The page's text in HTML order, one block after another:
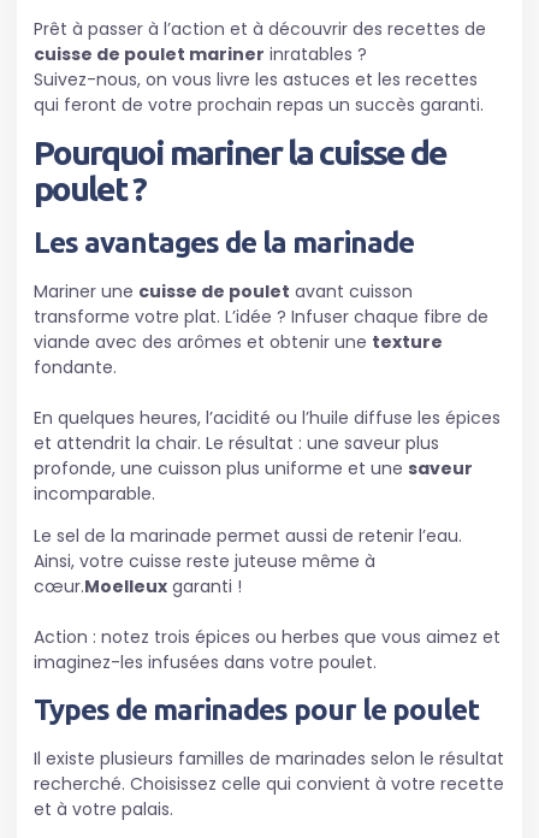
Prêt à passer à l’action et à découvrir des recettes de
cuisse de poulet mariner inratables ?
Suivez-nous, on vous livre les astuces et les recettes
qui feront de votre prochain repas un succès garanti.
Pourquoi mariner la cuisse de
poulet ?
Les avantages de la marinade
Mariner une cuisse de poulet avant cuisson
transforme votre plat. L’idée ? Infuser chaque fibre de
viande avec des arômes et obtenir une texture
fondante.
En quelques heures, l’acidité ou l’huile diffuse les épices
et attendrit la chair. Le résultat : une saveur plus
profonde, une cuisson plus uniforme et une saveur
incomparable.
Le sel de la marinade permet aussi de retenir l’eau.
Ainsi, votre cuisse reste juteuse même à
cœur.Moelleux garanti !
Action : notez trois épices ou herbes que vous aimez et
imaginez-les infusées dans votre poulet.
Types de marinades pour le poulet
Il existe plusieurs familles de marinades selon le résultat
recherché. Choisissez celle qui convient à votre recette
et à votre palais.